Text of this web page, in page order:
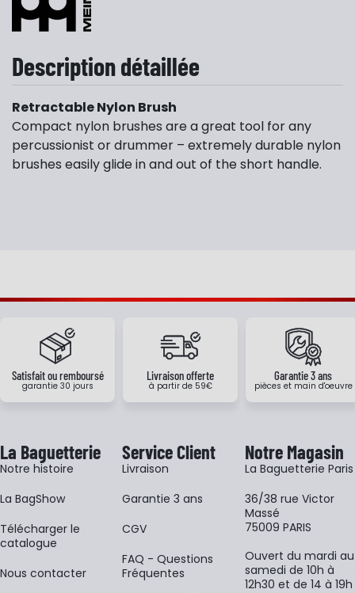
Description détaillée
Retractable Nylon Brush
Compact nylon brushes are a great tool for any
percussionist or drummer – extremely durable nylon
brushes easily glide in and out of the short handle.
Satisfait ou remboursé
garantie 30 jours
Livraison offerte
à partir de 59€
Garantie 3 ans
pièces et main d'oeuvre
La Baguetterie
Notre histoire
La BagShow
​Télécharger le
catalogue
Nous contacter
Service Client
Livraison
Garantie 3 ans
CGV
FAQ - Questions
Fréquentes
Notre Magasin
La Baguetterie Paris
36/38 rue Victor
Massé
75009 PARIS
Ouvert du mardi au
samedi de 10h à
12h30 et de 14 à 19h